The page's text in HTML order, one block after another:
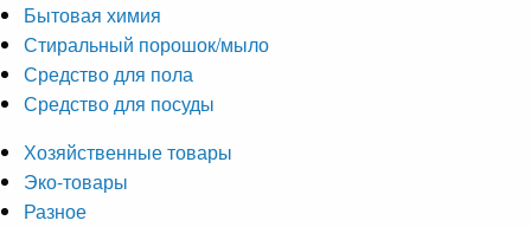
Бытовая химия
Стиральный порошок/мыло
Средство для пола
Средство для посуды
Хозяйственные товары
Эко-товары
Разное